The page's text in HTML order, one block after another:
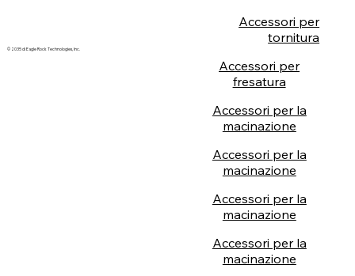
© 2035 di Eagle Rock Technologies, Inc.
Accessori per
tornitura
Accessori per
fresatura
Accessori per la
macinazione
Accessori per la
macinazione
Accessori per la
macinazione
Accessori per la
macinazione